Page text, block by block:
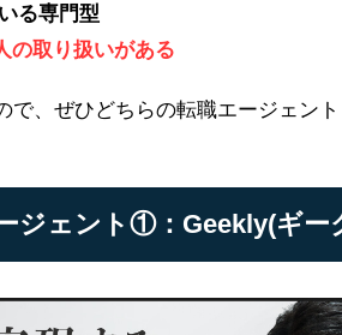
る専門型
の取り扱いがある
で、ぜひどちらの転職エージェン
ジェント①：Geekly(ギー